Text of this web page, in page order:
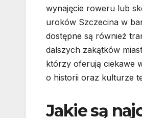
wynajęcie roweru lub
uroków Szczecina w
dostępne są również
dalszych zakątków
którzy oferują ciekawe
o historii oraz kulturze
Jakie są